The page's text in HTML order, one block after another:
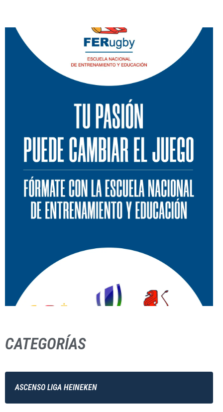
CATEGORÍAS
ASCENSO LIGA HEINEKEN